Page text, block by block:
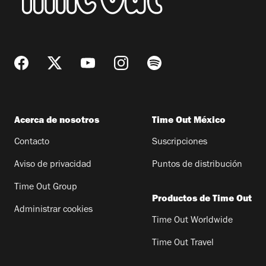
Acerca de nosotros
Contacto
Aviso de privacidad
Time Out Group
Administrar cookies
Time Out México
Suscripciones
Puntos de distribución
Productos de Time Out
Time Out Worldwide
Time Out Travel